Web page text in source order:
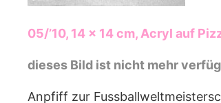
05/’10, 14 x 14 cm, Acryl auf
dieses Bild ist nicht mehr
Anpfiff zur